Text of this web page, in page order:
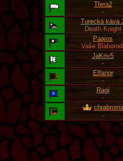
Tfera2
-
Turecká káva
Death Knight
Paajos
Vaše
JaKriv5
-
Elfanor
-
Ragi
-
-